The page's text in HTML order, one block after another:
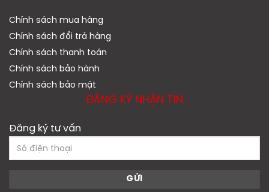
Chính sách mua hàng
Chính sách đổi trả hàng
Chính sách thanh toán
Chính sách bảo hành
Chính sách bảo mật
ĐĂNG KÝ NHẬN TIN
Đăng ký tư vấn